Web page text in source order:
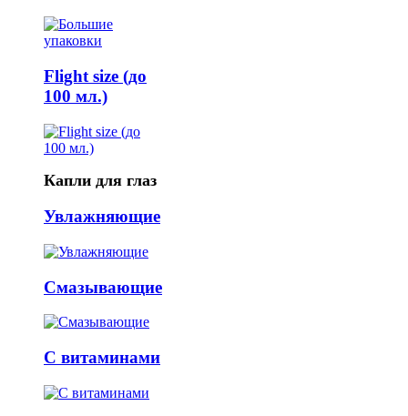
Flight size (до
100 мл.)
Капли для глаз
Увлажняющие
Смазывающие
С витаминами